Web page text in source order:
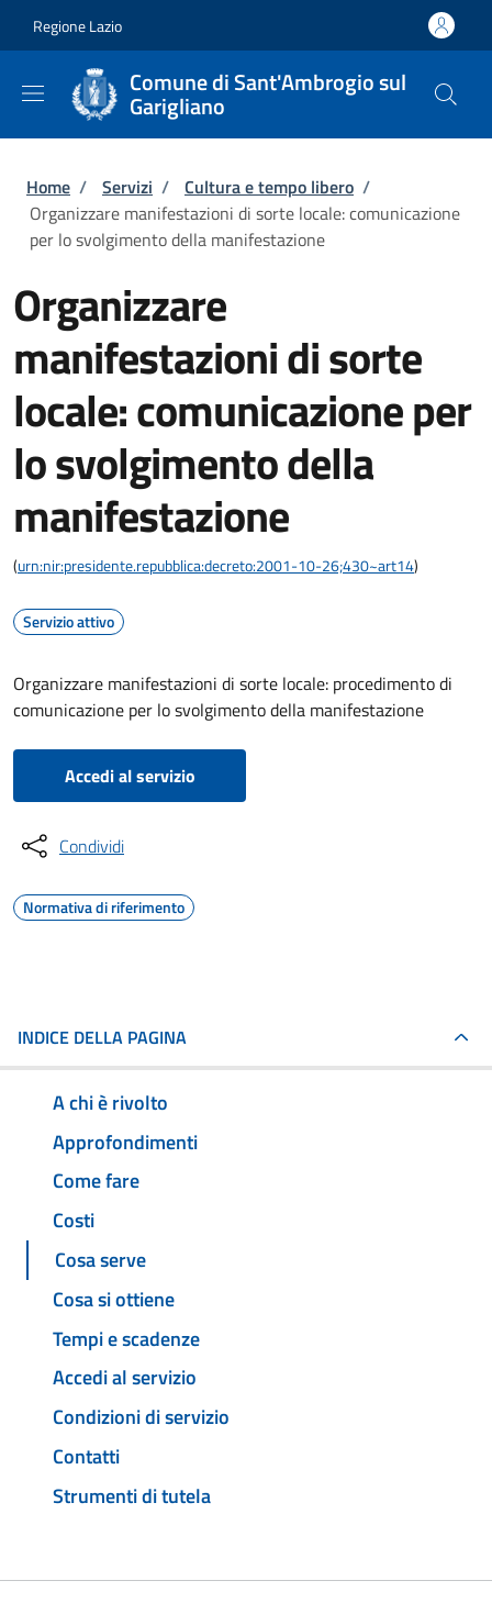
Regione Lazio
Comune di Sant'Ambrogio sul
Garigliano
Briciole di pane
Home / Servizi / Cultura e tempo libero /
Organizzare manifestazioni di sorte locale: comunicazione
per lo svolgimento della manifestazione
Organizzare
manifestazioni di sorte
locale: comunicazione per
lo svolgimento della
manifestazione
(urn:nir:presidente.repubblica:decreto:2001-10-26;430~art14)
Servizio attivo
Organizzare manifestazioni di sorte locale: procedimento di
comunicazione per lo svolgimento della manifestazione
Accedi al servizio
Condividi
Normativa di riferimento
INDICE DELLA PAGINA
A chi è rivolto
Approfondimenti
Come fare
Costi
Cosa serve
Cosa si ottiene
Tempi e scadenze
Accedi al servizio
Condizioni di servizio
Contatti
Strumenti di tutela